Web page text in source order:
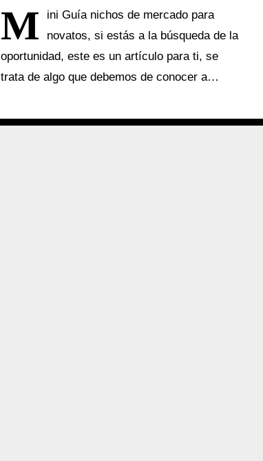
M
ini Guía nichos de mercado para
novatos, si estás a la búsqueda de la
oportunidad, este es un artículo para ti, se
trata de algo que debemos de conocer a…